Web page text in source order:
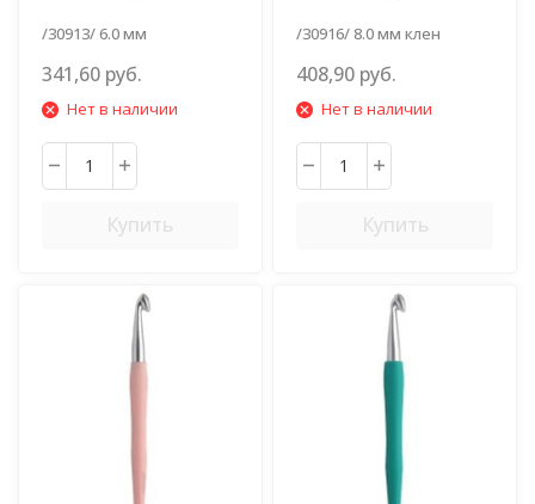
/30913/ 6.0 мм
341,60 руб.
Нет в наличии
Купить
/30916/ 8.0 мм клен
408,90 руб.
Нет в наличии
Купить